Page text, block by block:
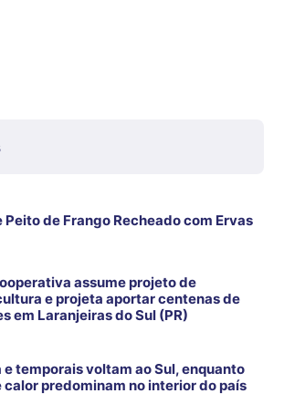
Peito de Frango Recheado com Ervas
assume projeto de
e projeta aportar centenas de
em Laranjeiras do Sul (PR)
e temporais voltam ao Sul, enquanto
calor predominam no interior do país